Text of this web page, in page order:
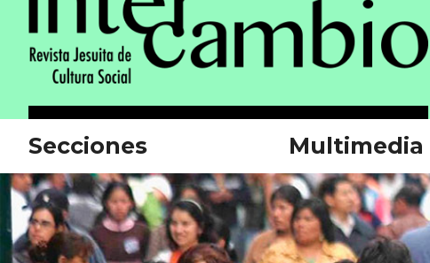
Secciones Multimedia